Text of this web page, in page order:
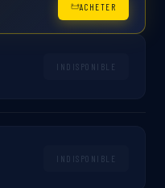
ACHETER
INDISPONIBLE
INDISPONIBLE